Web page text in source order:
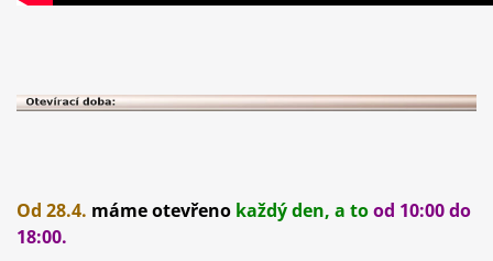
Od 28.4. máme otevřeno každý den, a tood 10:00 do
18:00.